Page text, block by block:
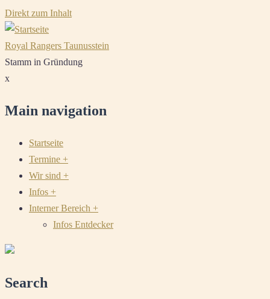
Direkt zum Inhalt
Royal Rangers Taunusstein
Stamm in Gründung
x
Main navigation
Startseite
Termine +
Wir sind +
Infos +
Interner Bereich +
Infos Entdecker
Search